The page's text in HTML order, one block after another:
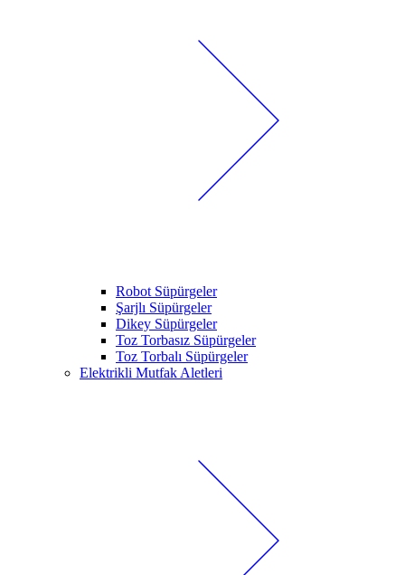
Robot Süpürgeler
Şarjlı Süpürgeler
Dikey Süpürgeler
Toz Torbasız Süpürgeler
Toz Torbalı Süpürgeler
Elektrikli Mutfak Aletleri